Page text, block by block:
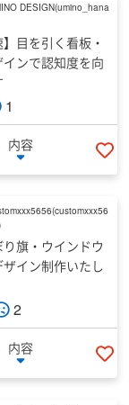
DESIGN(umino_hana
】目を引く看板・
ンで認知度を向
1
内容
い
(customxxx56
旗・ウインドウ
イン制作いたし
2
内容
い